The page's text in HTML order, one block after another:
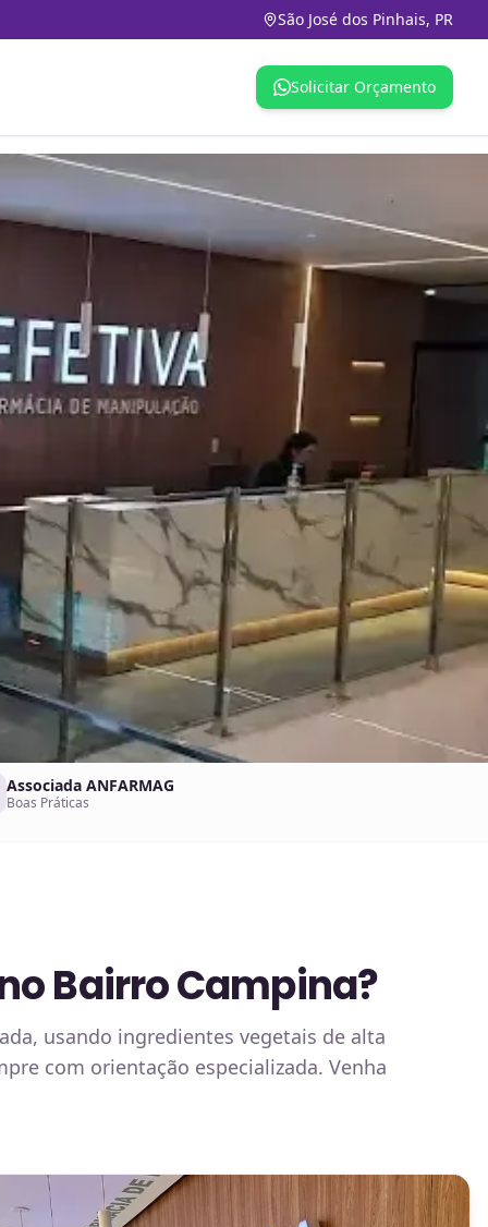
São José dos Pinhais, PR
Solicitar Orçamento
Associada ANFARMAG
Boas Práticas
Bairro Campina?
usando ingredientes vegetais de alta
com orientação especializada. Venha